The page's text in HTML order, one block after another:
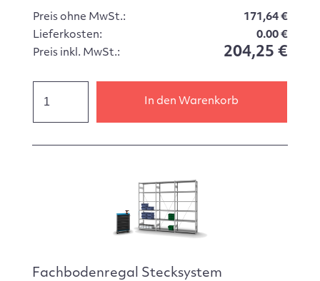
Preis ohne MwSt.:
171,64 €
Lieferkosten:
0.00 €
Preis inkl. MwSt.:
204,25 €
In den Warenkorb
Fachbodenregal Stecksystem